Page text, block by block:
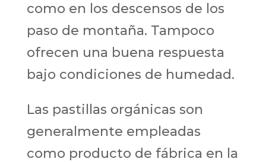
como en los descensos de los
paso de montaña. Tampoco
ofrecen una buena respuesta
bajo condiciones de humedad.
Las pastillas orgánicas son
generalmente empleadas
como producto de fábrica en la